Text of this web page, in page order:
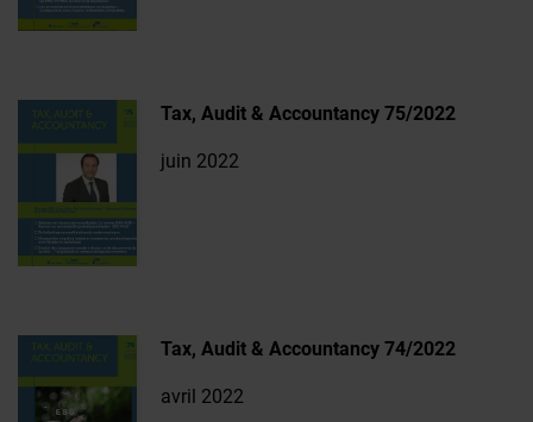
Tax, Audit & Accountancy 75/2022
juin 2022
Tax, Audit & Accountancy 74/2022
avril 2022